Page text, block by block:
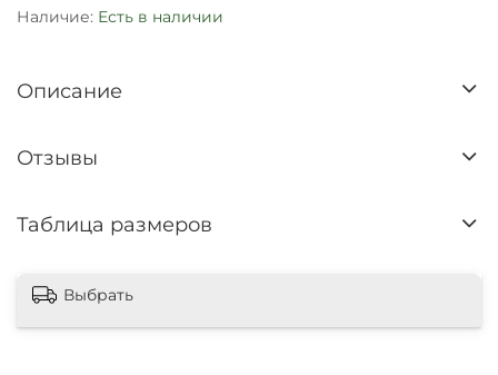
Наличие: Есть в наличии
Описание
Отзывы
Таблица размеров
Выбрать